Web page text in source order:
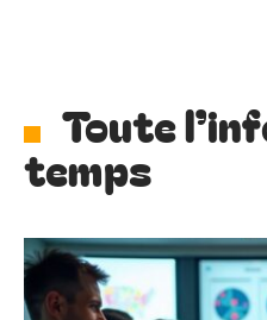
Toute
temps